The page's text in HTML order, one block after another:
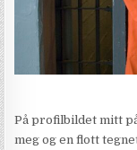
På profilbildet mitt
meg og en flott